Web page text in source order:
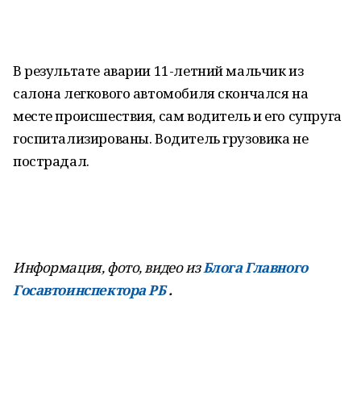
В результате аварии 11-летний мальчик из
салона легкового автомобиля скончался на
месте происшествия, сам водитель и его супруга
госпитализированы. Водитель грузовика не
пострадал.
Информация, фото, видео изБлога Главного
Госавтоинспектора РБ.